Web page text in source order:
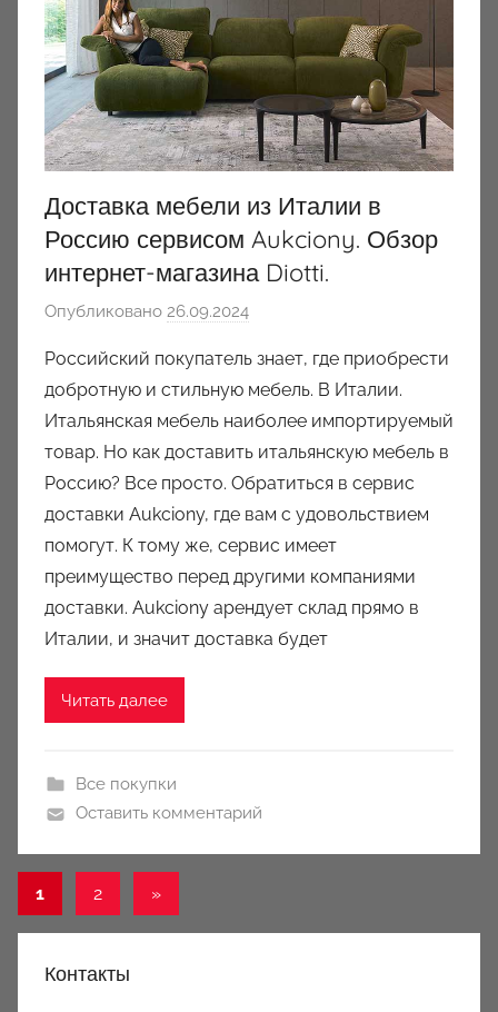
Доставка мебели из Италии в
Россию сервисом Aukciony. Обзор
интернет-магазина Diotti.
Опубликовано 26.09.2024
т
о
р
о
м
a
u
k
c
Российский покупатель знает, где приобрести
добротную и стильную мебель. В Италии.
Итальянская мебель наиболее импортируемый
товар. Но как доставить итальянскую мебель в
Россию? Все просто. Обратиться в сервис
доставки Aukciony, где вам с удовольствием
помогут. К тому же, сервис имеет
преимущество перед другими компаниями
доставки. Aukciony арендует склад прямо в
Италии, и значит доставка будет
Читать далее
Все покупки
Оставить комментарий
Пагинация
записей
1 2
Следующие
»
Контакты